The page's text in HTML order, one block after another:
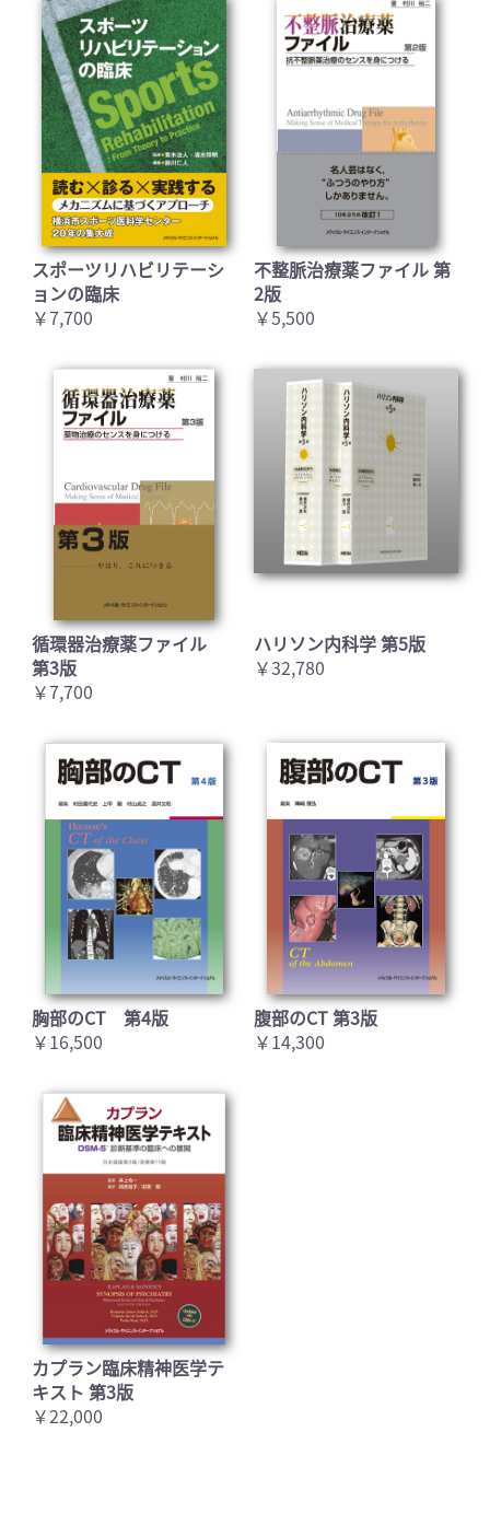
スポーツリハビリテーシ
ョンの臨床
￥7,700
不整脈治療薬ファイル 第
2版
￥5,500
循環器治療薬ファイル
第3版
￥7,700
ハリソン内科学 第5版
￥32,780
胸部のCT 第4版
￥16,500
腹部のCT 第3版
￥14,300
カプラン臨床精神医学テ
キスト 第3版
￥22,000